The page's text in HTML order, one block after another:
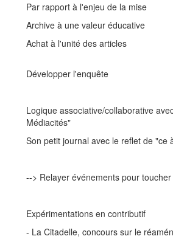
Par rapport à l'enjeu de la mise
Archive à une valeur éducative
Achat à l'unité des articles
Développer l'enquête
Logique associative/collaborative
Médiacités"
Son petit journal avec le reflet de "ce
--> Relayer événements pour toucher
Expérimentations en contributif
- La Citadelle, concours sur le